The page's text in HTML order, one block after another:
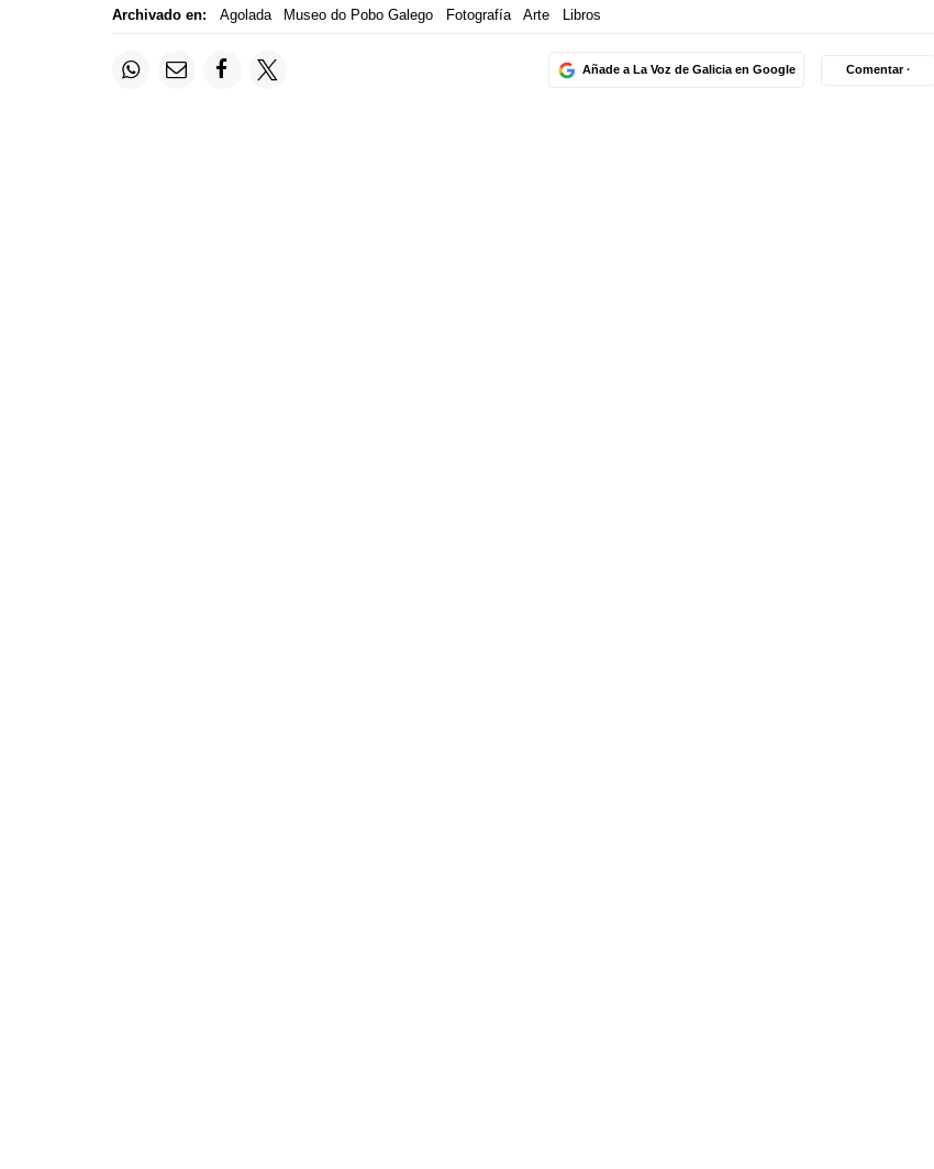
Archivado en: Agolada Museo do Pobo Galego Fotografía Arte Libros
Añade a La Voz de Galicia en Google Comentar ·